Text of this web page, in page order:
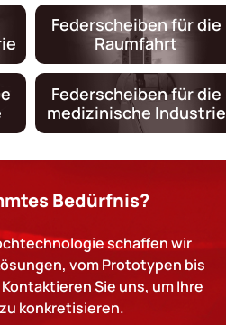
Federscheiben für die
Raumfahrt
Federscheiben für die
medizinische Industrie
Bedürfnis?
schaffen wir
vom Prototypen bis
Sie uns, um Ihre
konkretisieren.